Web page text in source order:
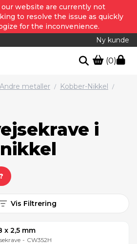
website are currently not
to resolve the issue as quickly
for the inconvenience.
Ny kunde
(0)
Andre metaller / Kobber-Nikkel /
i
Vis Filtrering
x 2,5 mm
- CW352H